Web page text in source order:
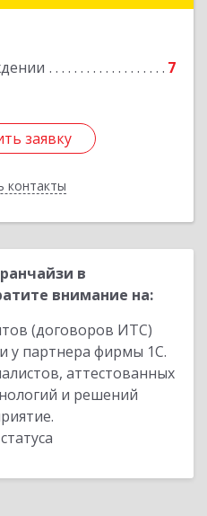
7
заявку
контакты
Подробнее
заявку
в
внимание на:
(договоров ИТС)
у партнера фирмы 1С.
аттестованных
и решений